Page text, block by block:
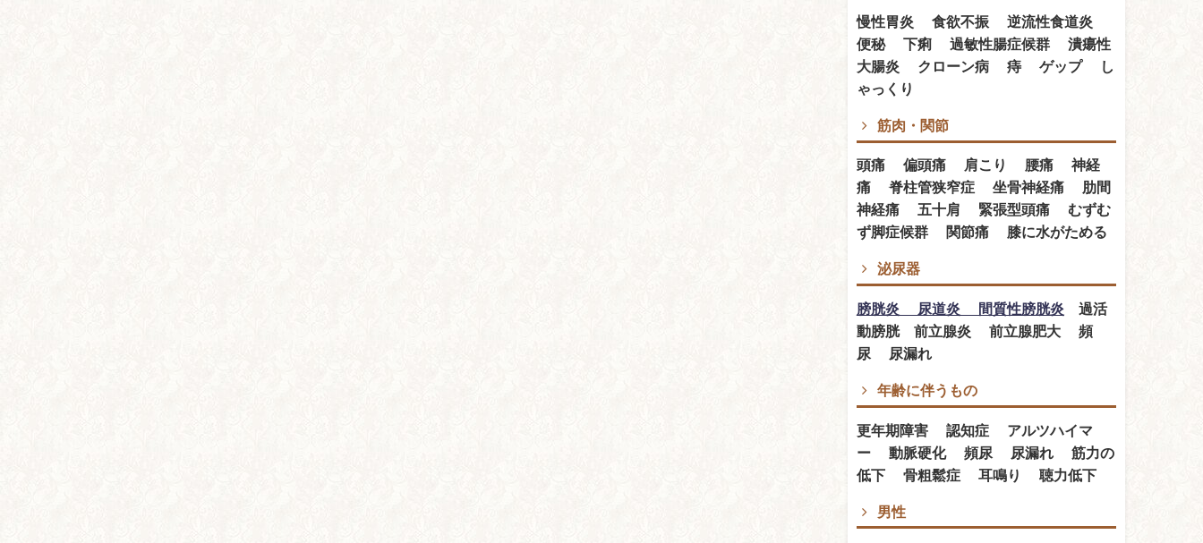
慢性胃炎 食欲不振 逆流性食道炎
便秘 下痢 過敏性腸症候群 潰瘍性
大腸炎 クローン病 痔 ゲップ し
ゃっくり
筋肉・関節
頭痛 偏頭痛 肩こり 腰痛 神経
痛 脊柱管狭窄症 坐骨神経痛 肋間
神経痛 五十肩 緊張型頭痛 むずむ
ず脚症候群 関節痛 膝に水がためる
泌尿器
膀胱炎 尿道炎 間質性膀胱炎過活
動膀胱 前立腺炎 前立腺肥大 頻
尿 尿漏れ
年齢に伴うもの
更年期障害 認知症 アルツハイマ
ー 動脈硬化 頻尿 尿漏れ 筋力の
低下 骨粗鬆症 耳鳴り 聴力低下
男性